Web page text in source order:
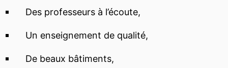
Des professeurs à l’écoute,
Un enseignement de qualité,
De beaux bâtiments,